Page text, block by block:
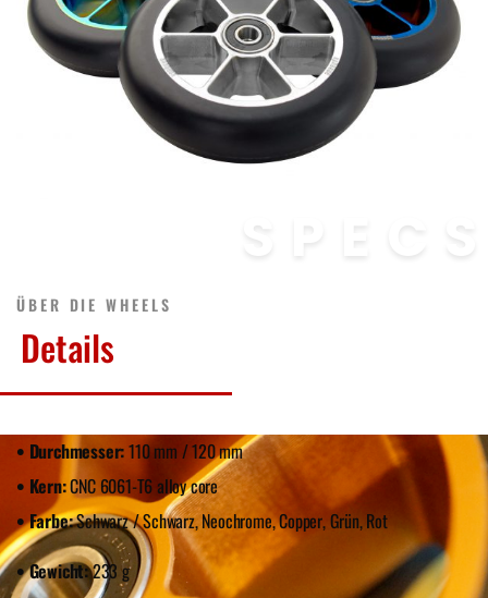
ÜBER DIE WHEELS
Details
• Durchmesser:110 mm / 120 mm
• Kern:CNC 6061-T6 alloy core
• Farbe:Schwarz / Schwarz,Neochrome, Copper, Grün, Rot
• Gewicht:233 g